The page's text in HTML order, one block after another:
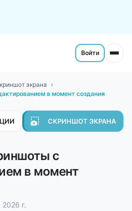
Войти
экрана
в момент создания
СКРИНШОТ ЭКРАНА
с
в момент
г.